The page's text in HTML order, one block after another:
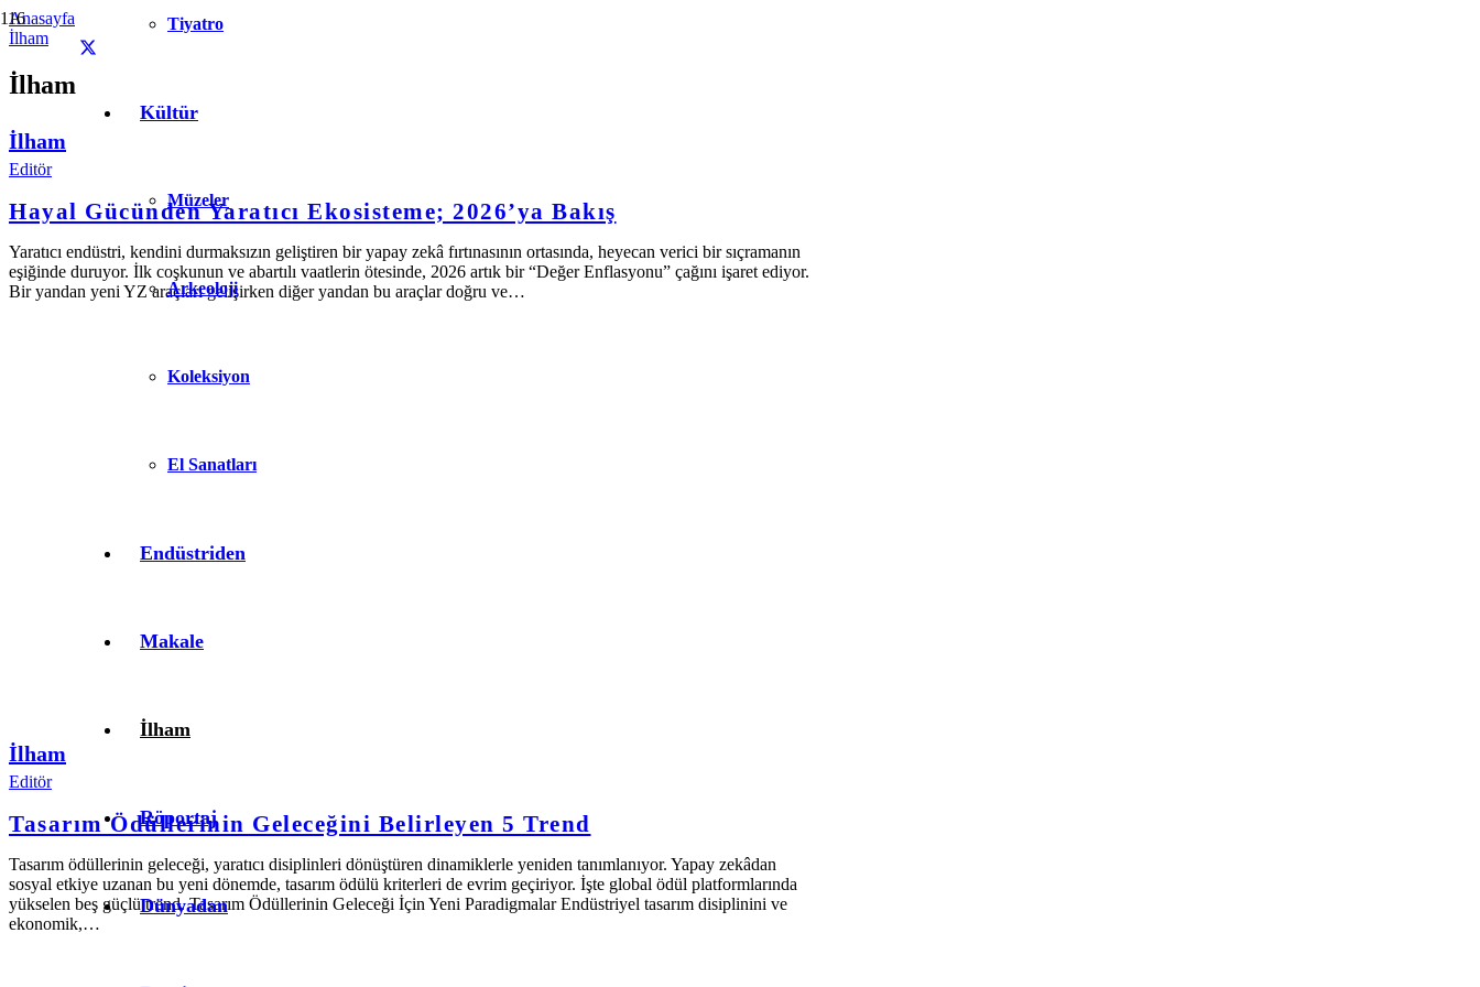
Tiyatro
Kültür
Müzeler
Arkeoloji
Koleksiyon
El Sanatları
Endüstriden
Makale
İlham
Röportaj
Dünyadan
Anasayfa
İlham
İlham
İlham
Editör
Hayal Gücünden Yaratıcı Ekosisteme; 2026’ya Bakış
Yaratıcı endüstri, kendini durmaksızın geliştiren bir yapay zekâ fırtınasının ortasında, heyecan verici bir sıçramanın
eşiğinde duruyor. İlk coşkunun ve abartılı vaatlerin ötesinde, 2026 artık bir “Değer Enflasyonu” çağını işaret ediyor.
Bir yandan yeni YZ araçları gelişirken diğer yandan bu araçlar doğru ve…
İlham
Editör
Tasarım Ödüllerinin Geleceğini Belirleyen 5 Trend
Tasarım ödüllerinin geleceği, yaratıcı disiplinleri dönüştüren dinamiklerle yeniden tanımlanıyor. Yapay zekâdan
sosyal etkiye uzanan bu yeni dönemde, tasarım ödülü kriterleri de evrim geçiriyor. İşte global ödül platformlarında
yükselen beş güçlü trend. Tasarım Ödüllerinin Geleceği İçin Yeni Paradigmalar Endüstriyel tasarım disiplinini ve
ekonomik,…